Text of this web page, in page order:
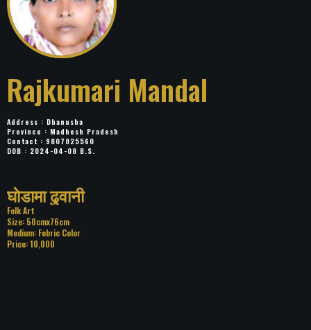
Rajkumari Mandal
Address : Dhanusha
Province : Madhesh Pradesh
Contact : 9807825560
DOB : 2024-04-08 B.S.
Title: घाेडामा ढुवानी
Category: Folk Art
Size: 50cmx76cm
Medium: Febric Color
Price: 10,000